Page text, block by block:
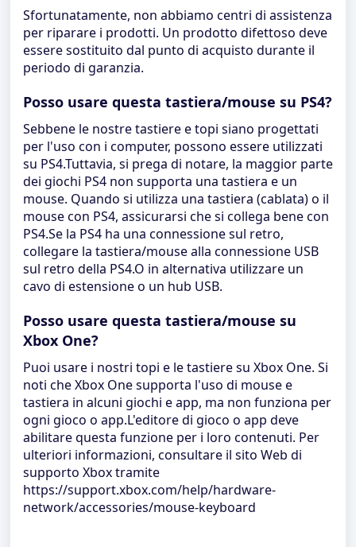
Sfortunatamente, non abbiamo centri di assistenza
per riparare i prodotti. Un prodotto difettoso deve
essere sostituito dal punto di acquisto durante il
periodo di garanzia.
Posso usare questa tastiera/mouse su PS4?
Sebbene le nostre tastiere e topi siano progettati
per l'uso con i computer, possono essere utilizzati
su PS4.Tuttavia, si prega di notare, la maggior parte
dei giochi PS4 non supporta una tastiera e un
mouse. Quando si utilizza una tastiera (cablata) o il
mouse con PS4, assicurarsi che si collega bene con
PS4.Se la PS4 ha una connessione sul retro,
collegare la tastiera/mouse alla connessione USB
sul retro della PS4.O in alternativa utilizzare un
cavo di estensione o un hub USB.
Posso usare questa tastiera/mouse su
Xbox One?
Puoi usare i nostri topi e le tastiere su Xbox One. Si
noti che Xbox One supporta l'uso di mouse e
tastiera in alcuni giochi e app, ma non funziona per
ogni gioco o app.L'editore di gioco o app deve
abilitare questa funzione per i loro contenuti. Per
ulteriori informazioni, consultare il sito Web di
supporto Xbox tramite
https://support.xbox.com/help/hardware-
network/accessories/mouse-keyboard